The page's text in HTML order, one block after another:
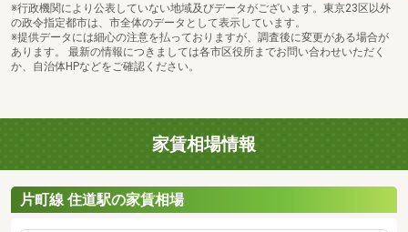
※行政機関により公表していない地域及びデータがございます。東京23区以外
の政令指定都市は、市全体のデータとして表示しています。
※提供データには細心の注意を払っておりますが、調査後に変更がある場合が
あります。 最新の情報につきましては各市区役所までお問い合わせいただく
か、自治体HPなどをご確認ください。
家賃相場情報
片町線 住道駅の家賃相場